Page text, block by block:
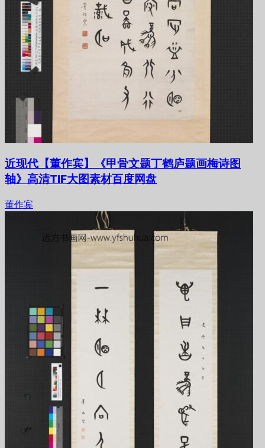
近现代【董作宾】《甲骨文题丁鹤庐题画梅诗图
轴》高清TIF大图素材百度网盘
董作宾